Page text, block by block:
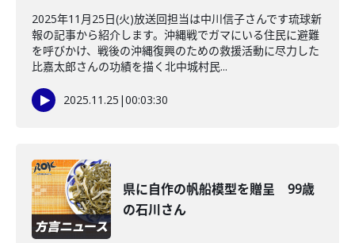
2025年11月25日(火)放送回担当は中川信子さんです琉球新
報の記事から紹介します。沖縄戦でガマにいる住民に避難
を呼びかけ、戦後の沖縄復興のための救援活動に尽力した
比嘉太郎さんの功績を描く北中城村民...
2025.11.25 |00:03:30
県に自作の帆船模型を贈呈 99歳
の石川さん